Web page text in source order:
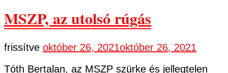
MSZP, az utolsó rúgás
frissítve október 26, 2021október 26, 2021
Tóth Bertalan, az MSZP szürke és jellegtelen